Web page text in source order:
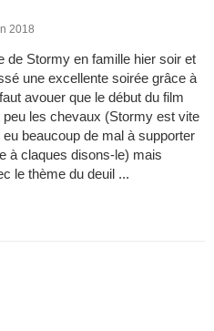
2018
de Stormy en famille hier soir et
une excellente soirée grâce à
avouer que le début du film
les chevaux (Stormy est vite
beaucoup de mal à supporter
à claques disons-le) mais
le thème du deuil ...